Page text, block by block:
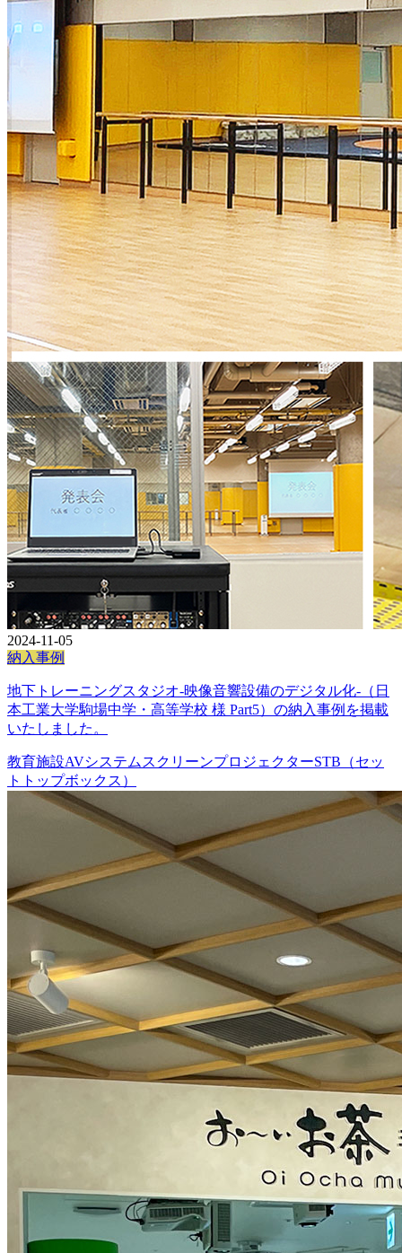
2024-11-05
納入事例
地下トレーニングスタジオ-映像音響設備のデジタル化-（日
本工業大学駒場中学・高等学校 様 Part5）の納入事例を掲載
いたしました。
教育施設AVシステム スクリーンプロジェクターSTB（セッ
トトップボックス）